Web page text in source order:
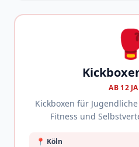
AB 12
Kickboxen für
Fitness und
📍 Köln